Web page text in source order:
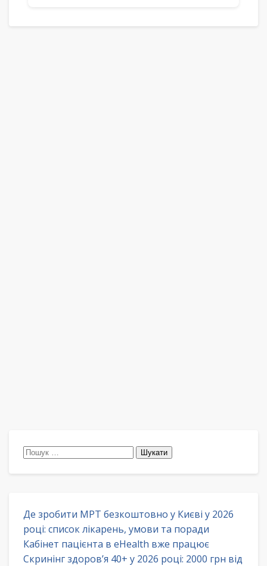
Пошук:
Де зробити МРТ безкоштовно у Києві у 2026
році: список лікарень, умови та поради
Кабінет пацієнта в eHealth вже працює
Скринінг здоров’я 40+ у 2026 році: 2000 грн від